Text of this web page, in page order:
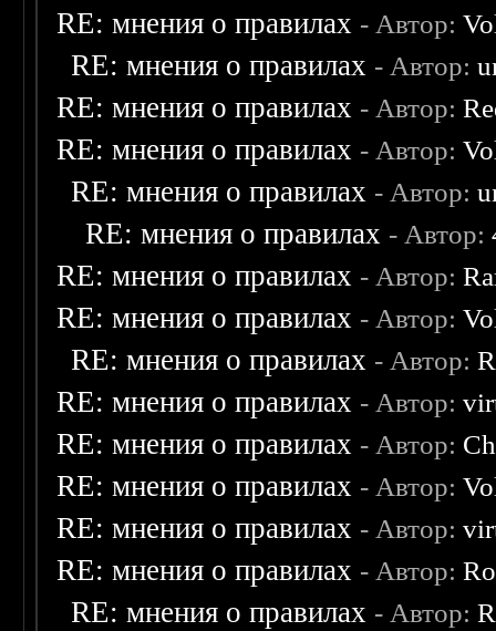
RE: мнения о правилах - Автор:
RE: мнения о правилах - Автор:
RE: мнения о правилах - Автор:
RE: мнения о правилах - Автор:
RE: мнения о правилах - Автор:
RE: мнения о правилах - Автор:
RE: мнения о правилах - Автор:
RE: мнения о правилах - Автор:
RE: мнения о правилах - Автор:
RE: мнения о правилах - Автор:
RE: мнения о правилах - Автор:
RE: мнения о правилах - Автор:
RE: мнения о правилах - Автор:
RE: мнения о правилах - Автор:
RE: мнения о правилах - Автор: